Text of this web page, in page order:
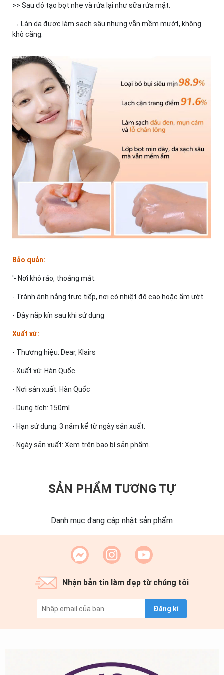
>> Sau đó tạo bọt nhẹ và rửa lại như sữa rửa mặt.
→ Làn da được làm sạch sâu nhưng vẫn mềm mướt, không
khô căng.
Bảo quản:
'- Nơi khô ráo, thoáng mát.
- Tránh ánh nắng trực tiếp, nơi có nhiệt độ cao hoặc ẩm ướt.
- Đậy nắp kín sau khi sử dụng
Xuất xứ:
- Thương hiệu: Dear, Klairs
- Xuất xứ: Hàn Quốc
- Nơi sản xuất: Hàn Quốc
- Dung tích: 150ml
- Hạn sử dụng: 3 năm kể từ ngày sản xuất.
- Ngày sản xuất: Xem trên bao bì sản phẩm.
SẢN PHẨM TƯƠNG TỰ
Danh mục đang cập nhật sản phẩm
Nhận bản tin làm đẹp từ chúng tôi
Đăng kí